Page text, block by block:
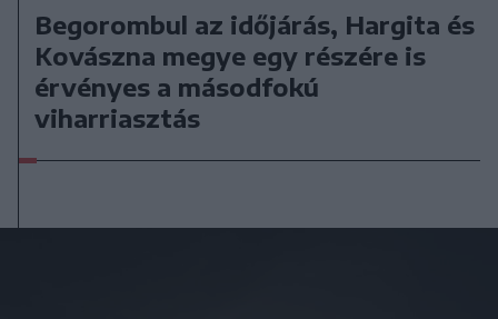
Begorombul az időjárás, Hargita és
Kovászna megye egy részére is
érvényes a másodfokú
viharriasztás